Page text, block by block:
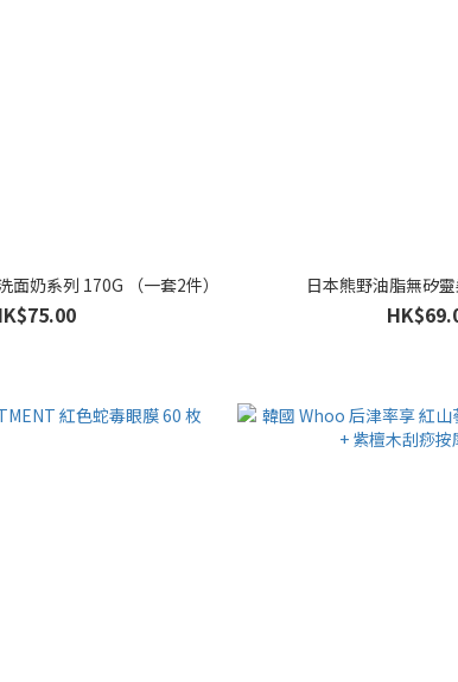
面奶系列 170G （一套2件） 日本熊野油脂無矽